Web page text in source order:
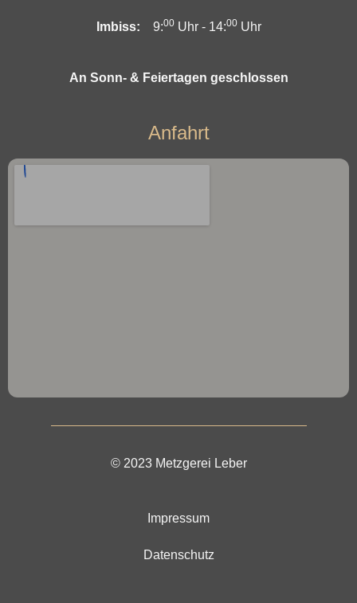
Imbiss: 9:00Uhr - 14:00Uhr
An Sonn- & Feiertagen geschlossen
Anfahrt
© 2023 Metzgerei Leber
Impressum
Datenschutz